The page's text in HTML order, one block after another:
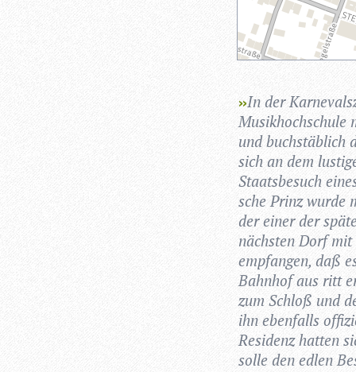
In der
Musik­hoch­schule
und buch­stäb­lich
sich an dem
Staats­be­such
sche Prinz wurde
der einer der
nächs­ten Dorf
emp­fan­gen, daß
Bahn­hof aus ritt
zum Schloß und
ihn eben­falls
Resi­denz hat­ten
solle den edlen